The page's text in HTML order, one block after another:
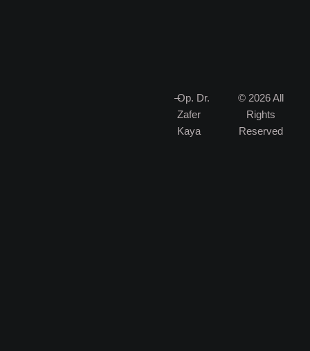
–Op. Dr.
Zafer
Kaya
© 2026 All
Rights
Reserved